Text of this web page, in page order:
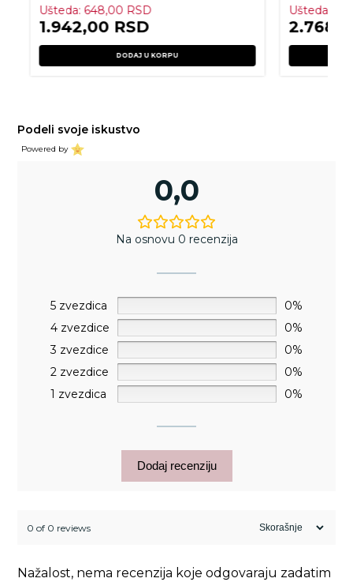
Ušteda: 648,00 RSD
1.942,00 RSD
DODAJ U KORPU
Ušteda:
Podeli svoje iskustvo
Powered by
0,0
Na osnovu 0 recenzija
5 zvezdica
0%
4 zvezdice
0%
3 zvezdice
0%
2 zvezdice
0%
1 zvezdica
0%
Dodaj recenziju
0 of 0 reviews
Nažalost, nema recenzija koje odgovaraju zadatim